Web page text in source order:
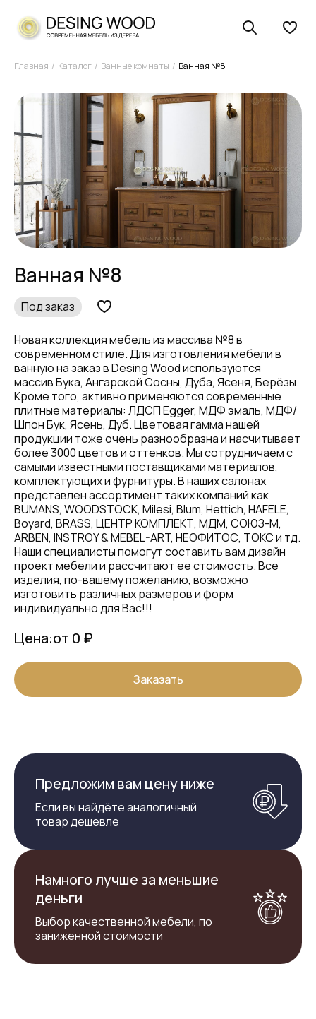
Главная Каталог Ванные комнаты Ванная №8
Ванная №8
Под заказ
Новая коллекция мебель из массива №8 в
современном стиле. Для изготовления мебели в
ванную на заказ в Desing Wood используются
массив Бука, Ангарской Сосны, Дуба, Ясеня, Берёзы.
Кроме того, активно применяются современные
плитные материалы: ЛДСП Egger, МДФ эмаль, МДФ/
Шпон Бук, Ясень, Дуб. Цветовая гамма нашей
продукции тоже очень разнообразна и насчитывает
более 3000 цветов и оттенков. Мы сотрудничаем с
самыми известными поставщиками материалов,
комплектующих и фурнитуры. В наших салонах
представлен ассортимент таких компаний как
BUMANS, WOODSTOCK, Milesi, Blum, Hettich, HAFELE,
Boyard, BRASS, ЦЕНТР КОМПЛЕКТ, МДМ, СОЮЗ-М,
ARBEN, INSTROY & MEBEL-ART, НЕОФИТОС, ТОКС и тд.
Наши специалисты помогут составить вам дизайн
проект мебели и рассчитают ее стоимость. Все
изделия, по-вашему пожеланию, возможно
изготовить различных размеров и форм
индивидуально для Вас!!!
Цена:от 0 ₽
Заказать
Предложим вам цену ниже
Если вы найдёте аналогичный
товар дешевле
Намного лучше за меньшие
деньги
Выбор качественной мебели, по
заниженной стоимости